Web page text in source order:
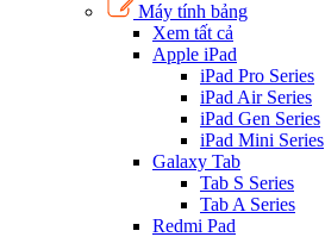
Máy tính bảng
Xem tất cả
Apple iPad
iPad Pro Series
iPad Air Series
iPad Gen Series
iPad Mini Series
Galaxy Tab
Tab S Series
Tab A Series
Redmi Pad